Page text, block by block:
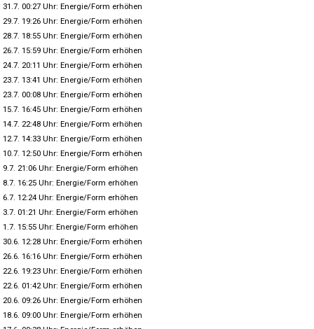
31.7. 00:27 Uhr: Energie/Form erhöhen
29.7. 19:26 Uhr: Energie/Form erhöhen
28.7. 18:55 Uhr: Energie/Form erhöhen
26.7. 15:59 Uhr: Energie/Form erhöhen
24.7. 20:11 Uhr: Energie/Form erhöhen
23.7. 13:41 Uhr: Energie/Form erhöhen
23.7. 00:08 Uhr: Energie/Form erhöhen
15.7. 16:45 Uhr: Energie/Form erhöhen
14.7. 22:48 Uhr: Energie/Form erhöhen
12.7. 14:33 Uhr: Energie/Form erhöhen
10.7. 12:50 Uhr: Energie/Form erhöhen
9.7. 21:06 Uhr: Energie/Form erhöhen
8.7. 16:25 Uhr: Energie/Form erhöhen
6.7. 12:24 Uhr: Energie/Form erhöhen
3.7. 01:21 Uhr: Energie/Form erhöhen
1.7. 15:55 Uhr: Energie/Form erhöhen
30.6. 12:28 Uhr: Energie/Form erhöhen
26.6. 16:16 Uhr: Energie/Form erhöhen
22.6. 19:23 Uhr: Energie/Form erhöhen
22.6. 01:42 Uhr: Energie/Form erhöhen
20.6. 09:26 Uhr: Energie/Form erhöhen
18.6. 09:00 Uhr: Energie/Form erhöhen